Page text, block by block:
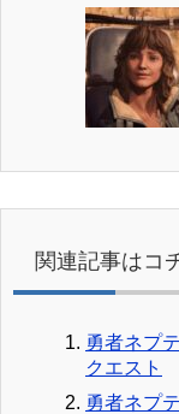
関連記事はコ
勇者ネプ
クエスト
勇者ネプ